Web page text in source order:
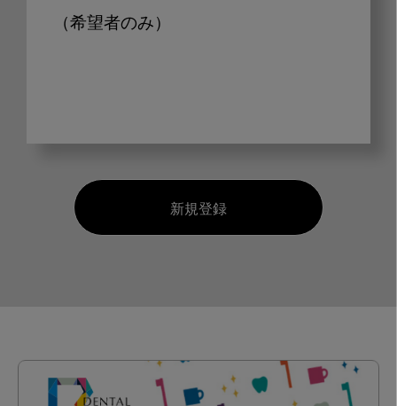
（希望者のみ）
新規登録